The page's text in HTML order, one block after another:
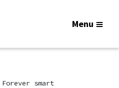
Menu
Forever smart